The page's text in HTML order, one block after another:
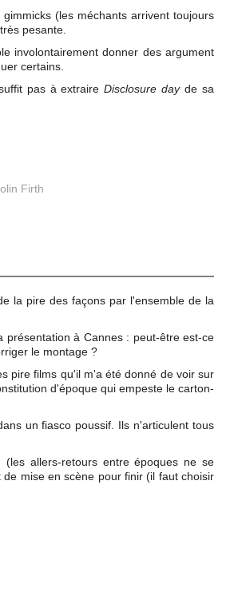
(les méchants arrivent toujours
pesante.
involontairement donner des argument
certains.
pas à extraireDisclosure dayde sa
Firth
la pire des façons par l'ensemble de la
à Cannes : peut-être est-ce
le montage ?
pire films qu'il m'a été donné de voir sur
d'époque qui empeste le carton-
un fiasco poussif. Ils n'articulent tous
allers-retours entre époques ne se
mise en scène pour finir (il faut choisir